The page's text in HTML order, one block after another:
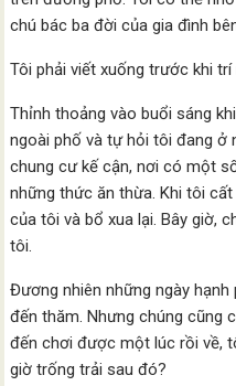
chú bác ba đời của gia đình
Tôi phải viết xuống trước khi
Thỉnh thoảng vào buổi sáng
ngoài phố và tự hỏi tôi đang ở
chung cư kế cận, nơi có một
những thức ăn thừa. Khi tôi
của tôi và bổ xua lại. Bây giờ,
tôi.
Đương nhiên những ngày
đến thăm. Nhưng chúng cũng
đến chơi được một lúc rồi về,
giờ trống trải sau đó?